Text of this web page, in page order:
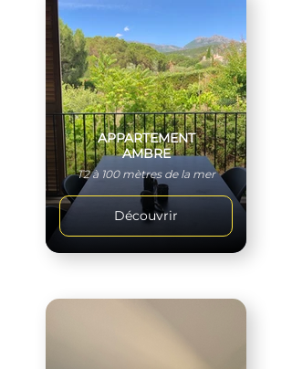
APPARTEMENT
AMBRE
T2 à 100 mètres de la mer
Découvrir